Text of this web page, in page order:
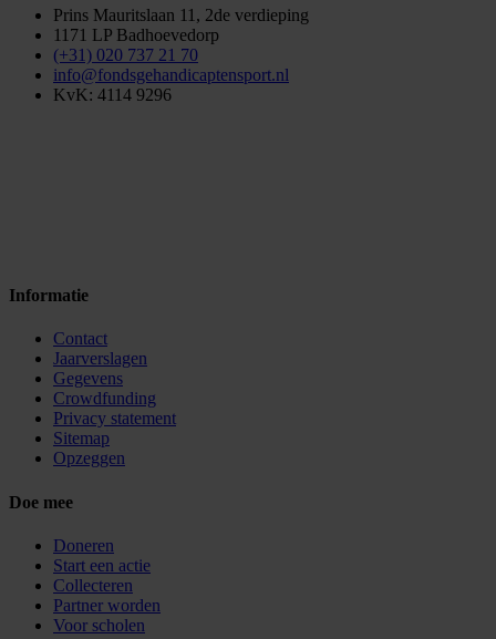
Prins Mauritslaan 11, 2de verdieping
1171 LP Badhoevedorp
(+31) 020 737 21 70
info@fondsgehandicaptensport.nl
KvK: 4114 9296
Informatie
Contact
Jaarverslagen
Gegevens
Crowdfunding
Privacy statement
Sitemap
Opzeggen
Doe mee
Doneren
Start een actie
Collecteren
Partner worden
Voor scholen